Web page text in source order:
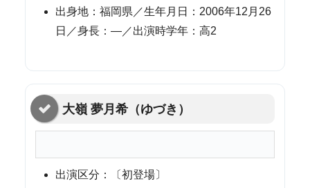
出身地：福岡県／生年月日：2006年12月26
日／身長：—／出演時学年：高2
大嶺 夢月希（ゆづき）
出演区分：〔初登場〕